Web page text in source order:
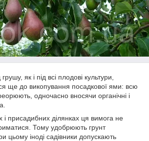
як і під всі плодові культури,
ще до викопування посадкової ями: всю
одночасно вносячи органічні і
присадибних ділянках ця вимога не
Тому удобрюють грунт
цьому іноді садівники допускають